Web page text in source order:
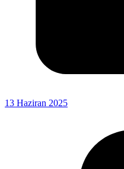
13 Haziran 2025